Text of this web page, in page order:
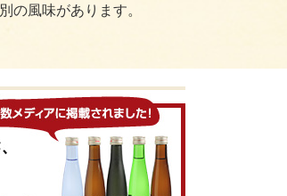
の風味があります。